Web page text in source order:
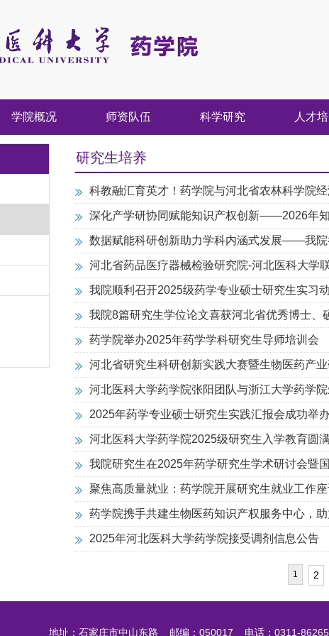
学院概况 师资队伍 科学研究 人才
研究生培养
科教融汇育英才！药学院与河北省农林科学院
深化产学研协同赋能知识产权创新——2026年
数据赋能科研创新助力学科内涵式发展——我院
河北省药品医疗器械检验研究院-河北医科大学
我院顺利召开2025级药学专业硕士研究生实习
我院8篇研究生学位论文喜获河北省优秀博士、
药学院举办2025年药学学科研究生导师培训会
河北省研究生科研创新实践大赛暨生物医药产
河北医科大学药学院张阳团队与浙江大学药学
2025年药学专业硕士研究生实践汇报会成功举
河北医科大学药学院2025级研究生入学教育圆
我院研究生在2025年药学研究生学术研讨会暨
聚焦高质量就业：药学院开展研究生就业工作
药学院携手共建生物医药知识产权服务中心，
2025年河北医科大学药学院接受调剂信息公告
1 2
地址：石家庄市中山东路 邮编：050017 电话：0311-